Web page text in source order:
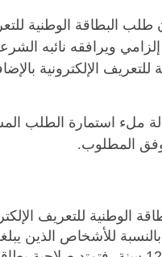
طلب البطاقة الوطنية
إلزامي ويرافقه نائبه
للتعريف الإلكترونية
ملء استمارة الطلب
وفق المطلوب.
الوطنية للتعريف